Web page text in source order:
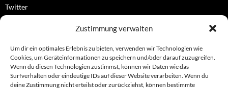
Zustimmung verwalten
Um dir ein optimales Erlebnis zu bieten, verwenden wir Technologien wie
Cookies, um Geräteinformationen zu speichern und/oder darauf zuzugreifen.
Wenn du diesen Technologien zustimmst, können wir Daten wie das
Surfverhalten oder eindeutige IDs auf dieser Website verarbeiten. Wenn du
deine Zustimmung nicht erteilst oder zurückziehst, können bestimmte
Twitter
OFFIZIELLES